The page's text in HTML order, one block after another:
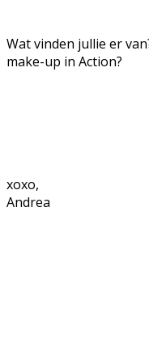
Wat vinden jullie er
make-up in Action?
xoxo,
Andrea